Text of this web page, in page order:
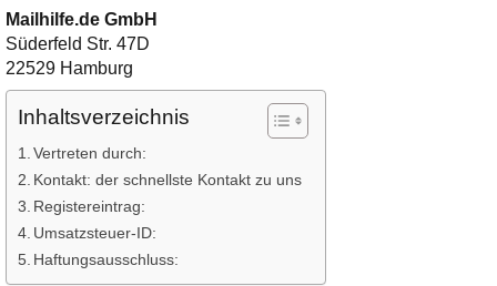
Mailhilfe.de GmbH
Süderfeld Str. 47D
22529 Hamburg
Inhaltsverzeichnis
Vertreten durch:
Kontakt: der schnellste Kontakt zu uns
Registereintrag:
Umsatzsteuer-ID:
Haftungsausschluss:
Mailhilfe.de
kostenlos.
Der ständig aktuelle
Tipps zu Thema
Email für Sie
Wie z.B. Outlook,
GMail, Thunderbird
oder auch
KuNoMail, usw.